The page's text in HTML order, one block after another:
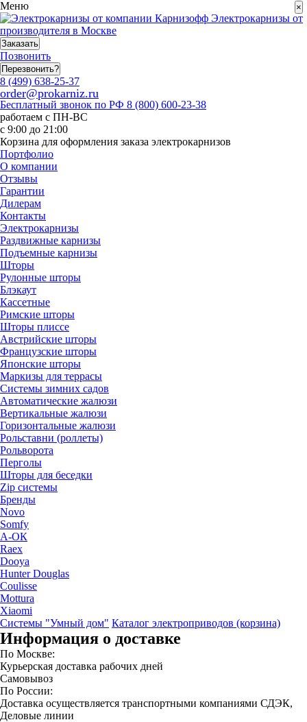
Меню
Электрокарнизы от
производителя в Москве
Заказать
Позвонить
Перезвонить?
8 (499) 638-25-37
order@prokarniz.ru
Бесплатный звонок по РФ 8 (800) 600-23-38
работаем с ПН-ВС
с 9:00 до 21:00
Корзина для оформления заказа электрокарнизов
Портфолио
О компании
Отзывы
Гарантии
Дилерам
Контакты
Электрокарнизы
Раздвижные карнизы
Подъемные карнизы
Шторы
Рулонные шторы
Блэкаут
Кассетные
Римские шторы
Шторы плиссе
Австрийские шторы
Французские шторы
Японские шторы
Маркизы для террасы
Системы зимних садов
Автоматические жалюзи
Вертикальные жалюзи
Горизонтальные жалюзи
Рольставни (роллеты)
Рольворота
Перголы
Шторы для беседки
Zip системы
Бренды
Novo
Somfy
А-ОК
Raex
Dooya
Hunter Douglas
Coulisse
Mottura
Xiaomi
Системы "Умный дом" Каталог электроприводов (корзина)
Информация о доставке
По Москве:
Курьерская доставка рабочих дней
Самовывоз
По России:
Доставка осуществляется транспортными компаниями СДЭК,
Деловые линии
×